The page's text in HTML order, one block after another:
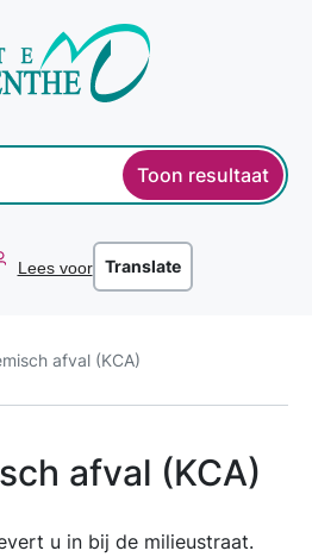
Toon resultaat
Lees voor Translate
afval (KCA)
afval (KCA)
u in bij de milieustraat.